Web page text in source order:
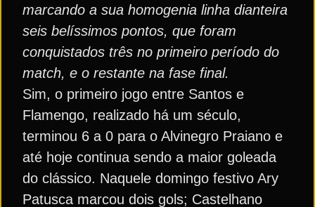
marcando a sua homogenia linha dianteira
seis belíssimos pontos, que foram
conquistados três no primeiro período do
match, e o restante na fase final.
Sim, o primeiro jogo entre Santos e
Flamengo, realizado há um século,
terminou 6 a 0 para o Alvinegro Praiano e
até hoje continua sendo a maior goleada
do clássico. Naquele domingo festivo Ary
Patusca marcou dois gols; Castelhano